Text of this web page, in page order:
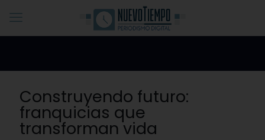
Construyendo futuro:
franquicias que
transforman vida